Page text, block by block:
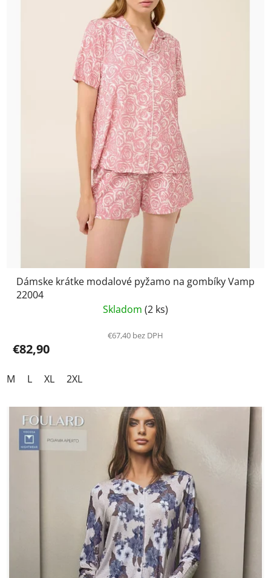
Dámske krátke modalové pyžamo na gombíky Vamp
22004
Skladom (2 ks)
€67,40 bez DPH
€82,90
M L XL 2XL